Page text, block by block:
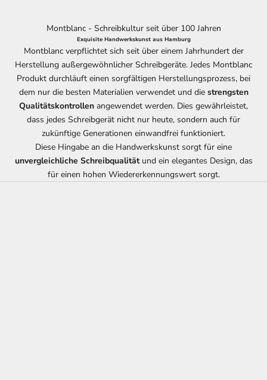
Montblanc - Schreibkultur seit über 100 Jahren
Exquisite Handwerkskunst aus Hamburg
Montblanc verpflichtet sich seit über einem Jahrhundert der
Herstellung außergewöhnlicher Schreibgeräte. Jedes Montblanc
Produkt durchläuft einen sorgfältigen Herstellungsprozess, bei
dem nur die besten Materialien verwendet und die strengsten
Qualitätskontrollen angewendet werden. Dies gewährleistet,
dass jedes Schreibgerät nicht nur heute, sondern auch für
zukünftige Generationen einwandfrei funktioniert.
Diese Hingabe an die Handwerkskunst sorgt für eine
unvergleichliche Schreibqualitätund ein elegantes Design, das
für einen hohen Wiedererkennungswert sorgt.